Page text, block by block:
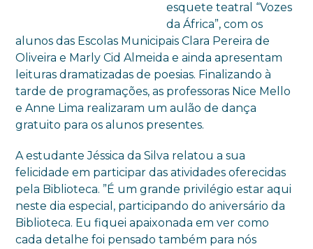
esquete teatral “Vozes
da África”, com os
alunos das Escolas Municipais Clara Pereira de
Oliveira e Marly Cid Almeida e ainda apresentam
leituras dramatizadas de poesias. Finalizando à
tarde de programações, as professoras Nice Mello
e Anne Lima realizaram um aulão de dança
gratuito para os alunos presentes.
A estudante Jéssica da Silva relatou a sua
felicidade em participar das atividades oferecidas
pela Biblioteca. ”É um grande privilégio estar aqui
neste dia especial, participando do aniversário da
Biblioteca. Eu fiquei apaixonada em ver como
cada detalhe foi pensado também para nós